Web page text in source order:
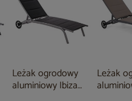
Leżak ogrodowy
aluminiowy Ibiza
Leżak